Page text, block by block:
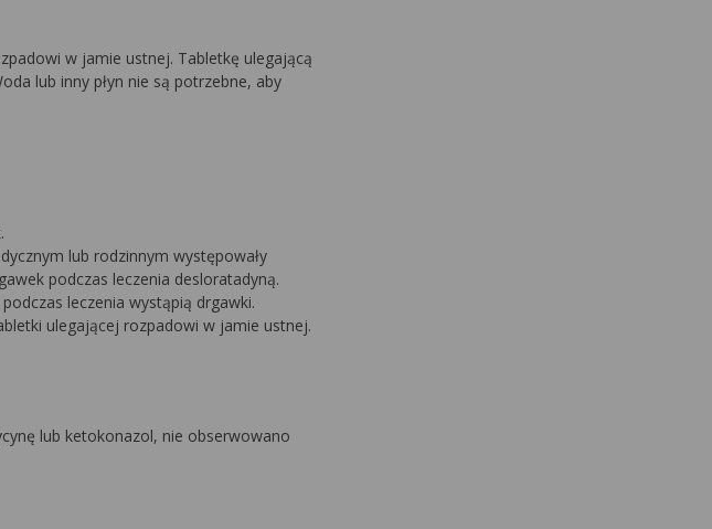
w jamie ustnej. Tabletkę ulegającą
lub inny płyn nie są potrzebne, aby
lub rodzinnym występowały
podczas leczenia desloratadyną.
leczenia wystąpią drgawki.
ulegającej rozpadowi w jamie ustnej.
lub ketokonazol, nie obserwowano